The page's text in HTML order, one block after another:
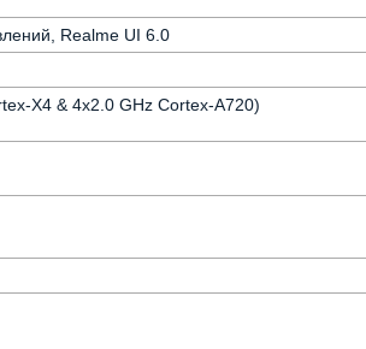
Realme UI 6.0
X4 & 4x2.0 GHz Cortex-A720)